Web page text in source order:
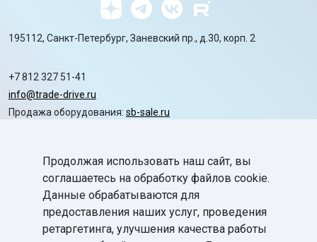
195112, Санкт-Петербург, Заневский пр., д.30, корп. 2
+7 812 327 51-41
info@trade-drive.ru
Продажа оборудования: sb-sale.ru
Автоматизацияchevron_right
Маркировкаchevron_right
Поддержкаchevron_right
Продолжая использовать наш сайт, вы
соглашаетесь на обработку файлов cookie.
Данные обрабатываются для
предоставления наших услуг, проведения
ретаргетинга, улучшения качества работы